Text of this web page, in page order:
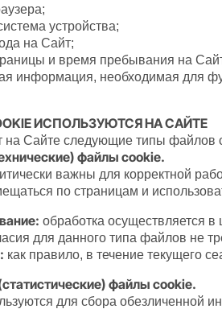
устройства;
на Сайт;
и время пребывания на
информация, необходимая для
ИСПОЛЬЗУЮТСЯ НА САЙТЕ
на Сайте следующие типы файлов
файлы cookie.
важны для корректной
по страницам и
обработка осуществляется
для данного типа файлов не
как правило, в течение текущего
файлы cookie.
для сбора обезличенной